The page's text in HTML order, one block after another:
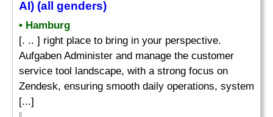
AI) (all genders)
• Hamburg
[. .. ] right place to bring in your perspective.
Aufgaben Administer and manage the customer
service tool landscape, with a strong focus on
Zendesk, ensuring smooth daily operations, system
[...]